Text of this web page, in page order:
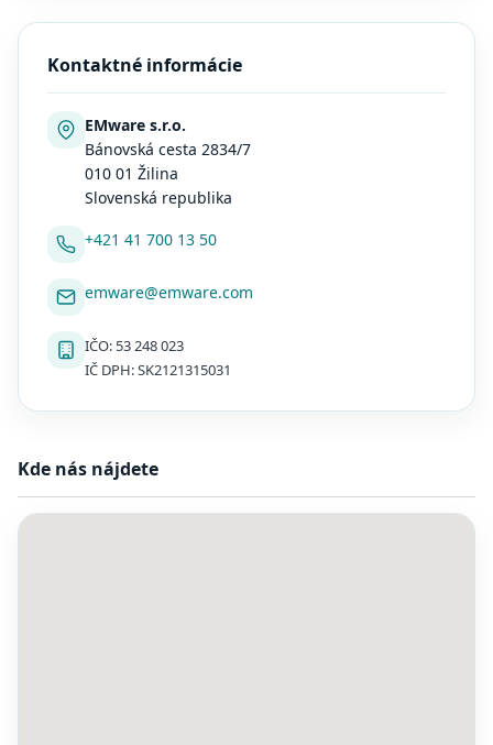
Kontaktné informácie
EMware s.r.o.
Bánovská cesta 2834/7
010 01 Žilina
Slovenská republika
+421 41 700 13 50
emware@emware.com
IČO: 53 248 023
IČ DPH: SK2121315031
Kde nás nájdete